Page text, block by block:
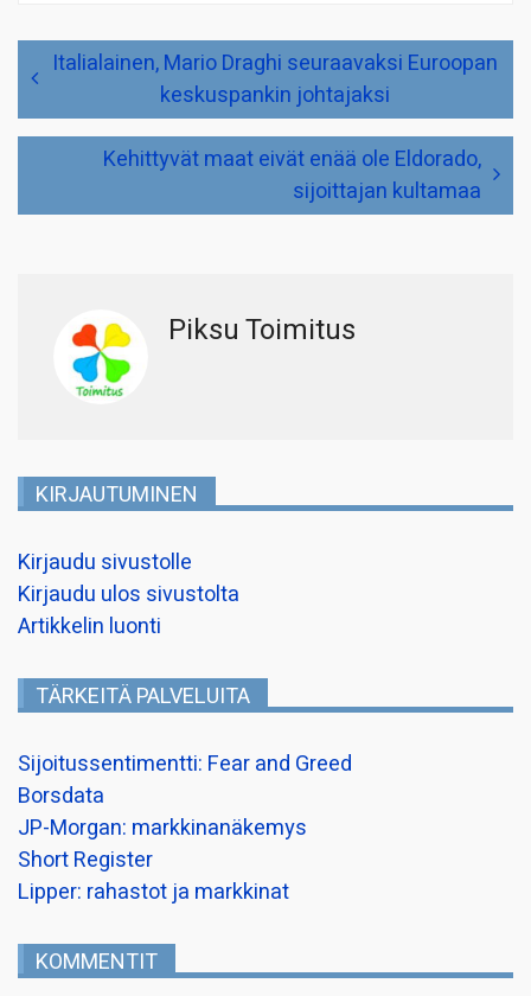
Artikkelien
selausItalialainen, Mario Draghi seuraavaksi Euroopan
keskuspankin johtajaksi
Kehittyvät maat eivät enää ole Eldorado,
sijoittajan kultamaa
Piksu Toimitus
KIRJAUTUMINEN
Kirjaudu sivustolle
Kirjaudu ulos sivustolta
Artikkelin luonti
TÄRKEITÄ PALVELUITA
Sijoitussentimentti: Fear and Greed
Borsdata
JP-Morgan: markkinanäkemys
Short Register
Lipper: rahastot ja markkinat
KOMMENTIT